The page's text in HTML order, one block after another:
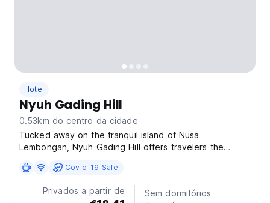
Hotel
Nyuh Gading Hill
0.53km do centro da cidade
Tucked away on the tranquil island of Nusa
Lembongan, Nyuh Gading Hill offers travelers the
breathtaking views. Located on Jalan 2, the property
sits atop a peaceful hillside, giving guests a panoramic
perspective...
Covid-19 Safe
Privados a partir de
Sem dormitórios